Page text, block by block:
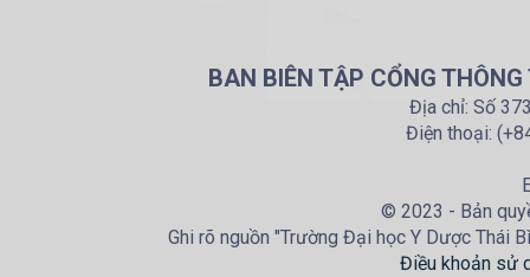
BAN BIÊN TẬP CỔNG
Địa chỉ: Số
Điện thoại:
© 2023 - Bản
Ghi rõ nguồn "Trường Đại học Y Dược Thái
Điều khoản sử